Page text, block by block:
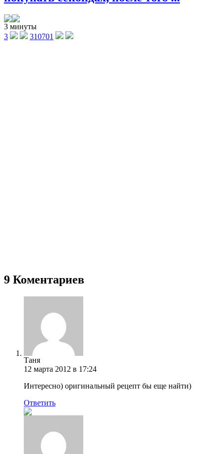
3 минуты
3
310701
9 Коментариев
Таня
12 марта 2012 в 17:24
Интересно) оригинальный рецепт бы еще найти)
Ответить